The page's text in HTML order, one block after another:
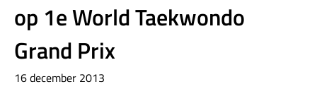
op 1e World Taekwondo
Grand Prix
16 december 2013